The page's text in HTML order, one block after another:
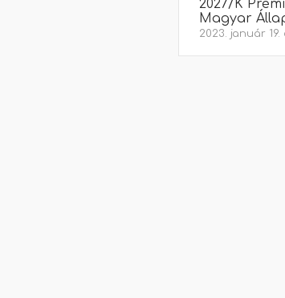
2027/K
Magyar
2023. január